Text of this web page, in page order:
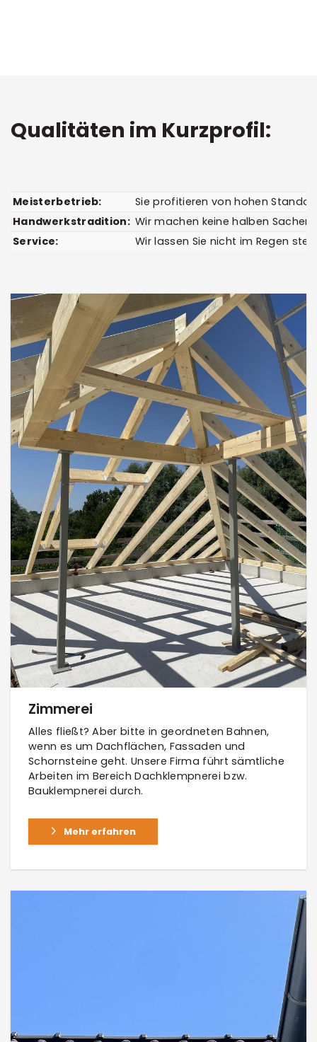
Qualitäten im Kurzprofil:
Meisterbetrieb:
Sie profitieren von hohen
Handwerkstradition: Wir machen keine halben
Service:
Wir lassen Sie nicht im Regen
Zimmerei
Alles fließt? Aber bitte in geordneten Bahnen,
wenn es um Dachflächen, Fassaden und
Schornsteine geht. Unsere Firma führt sämtliche
Arbeiten im Bereich Dachklempnerei bzw.
Bauklempnerei durch.
Mehr erfahren